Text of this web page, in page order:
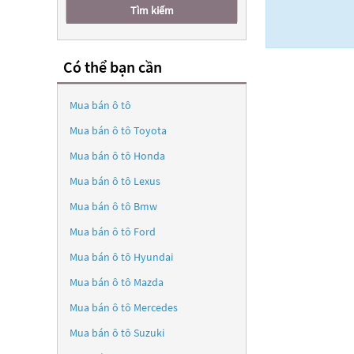
Tìm kiếm
Có thể bạn cần
Mua bán ô tô
Mua bán ô tô Toyota
Mua bán ô tô Honda
Mua bán ô tô Lexus
Mua bán ô tô Bmw
Mua bán ô tô Ford
Mua bán ô tô Hyundai
Mua bán ô tô Mazda
Mua bán ô tô Mercedes
Mua bán ô tô Suzuki